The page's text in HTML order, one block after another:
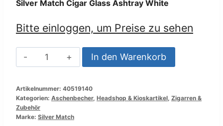
Silver Match Cigar Glass Ashtray White
Bitte einloggen, um Preise zu sehen
Silver
Match
Glass
Ashtray
White
In den Warenkorb
Artikelnummer: 40519140
Kategorien: Aschenbecher, Headshop & Kioskartikel Zigarren &
Zubehör
Marke: Silver Match